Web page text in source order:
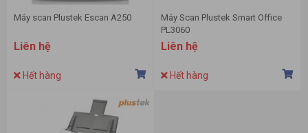
Máy scan Plustek Escan A250
Liên hệ
Hết hàng
Máy Scan Plustek Smart Office
PL3060
Liên hệ
Hết hàng